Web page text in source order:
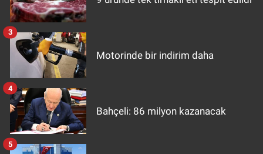
Motorinde bir indirim daha
3
Bahçeli: 86 milyon kazanacak
4
5